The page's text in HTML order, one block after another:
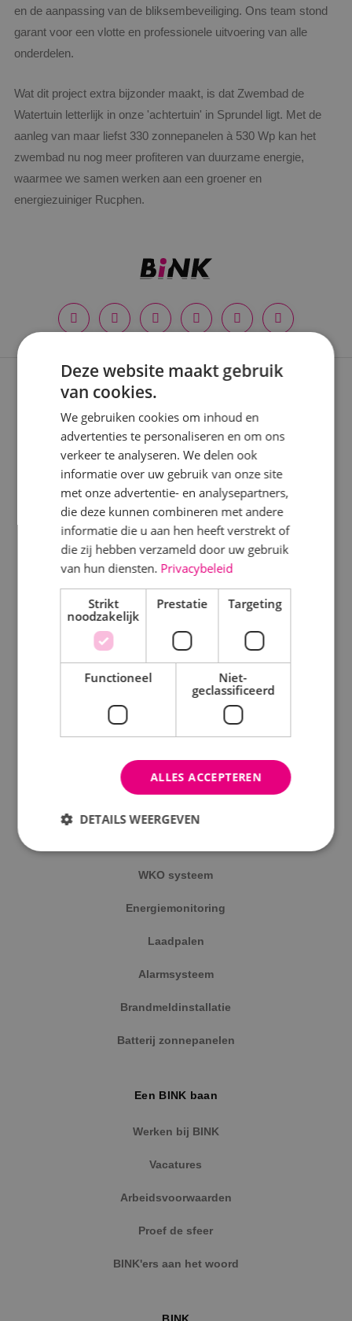
en de aanpassing van de bliksembeveiliging. Ons team stond
garant voor een vlotte en professionele uitvoering van alle
onderdelen.
Wat dit project extra bijzonder maakt, is dat Zwembad de
Watertuin letterlijk in onze 'achtertuin' in Sprundel ligt. Met de
aanleg van maar liefst 330 zonnepanelen à 530 Wp kan het
zwembad nu nog meer profiteren van duurzame energie,
waarmee we samen werken aan een groener en
energiezuiniger Rucphen.
Expertises
Nieuwbouwprojecten
Verbouwprojecten
Energieneutraal bouwen
Onderhoud
Keuringen
Elektrotechniek
Werktuigbouwkunde
WKO systeem
Energiemonitoring
Laadpalen
Alarmsysteem
Brandmeldinstallatie
Batterij zonnepanelen
Een BINK baan
Werken bij BINK
Vacatures
Arbeidsvoorwaarden
Proef de sfeer
BINK'ers aan het woord
Deze website maakt gebruik
van cookies.
We gebruiken cookies om inhoud en
advertenties te personaliseren en om ons
verkeer te analyseren. We delen ook
informatie over uw gebruik van onze site
met onze advertentie- en analysepartners,
die deze kunnen combineren met andere
informatie die u aan hen heeft verstrekt of
die zij hebben verzameld door uw gebruik
van hun diensten. Privacybeleid
Strikt
noodzakelijk
Prestatie Targeting
Functioneel
Niet-
geclassificeerd
ALLES ACCEPTEREN
DETAILS WEERGEVEN
Prestatie
Functioneel
Niet-geclassificeerd
Strikt noodzakelijke cookies maken de
kernfunctionaliteiten van de website mogelijk, zoals
website kan niet goed worden gebruikt zonder de
Aanbieder
www.binktechniek.nl
Google Privacy Policy